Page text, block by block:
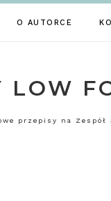
O AUTORCE
LOW
przepisy na